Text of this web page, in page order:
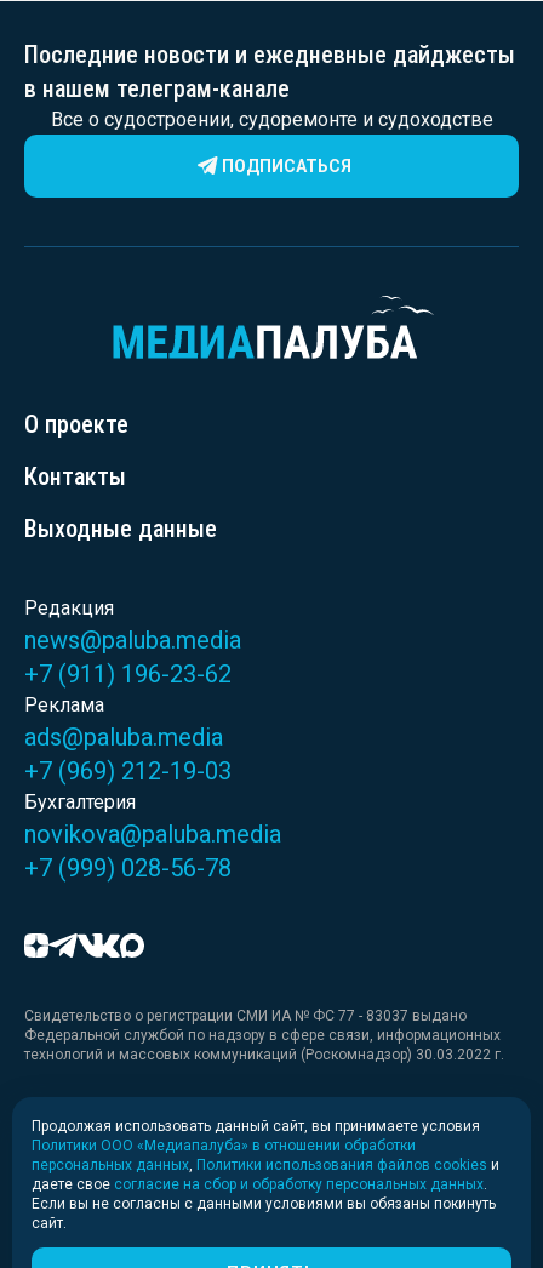
Последние новости и ежедневные дайджесты
в нашем телеграм-канале
Все о судостроении, судоремонте и судоходстве
ПОДПИСАТЬСЯ
О проекте
Контакты
Выходные данные
Редакция
news@paluba.media
+7 (911) 196-23-62
Реклама
ads@paluba.media
+7 (969) 212-19-03
Бухгалтерия
novikova@paluba.media
+7 (999) 028-56-78
Свидетельство о регистрации СМИ ИА № ФС 77 - 83037 выдано
Федеральной службой по надзору в сфере связи, информационных
технологий и массовых коммуникаций (Роскомнадзор) 30.03.2022 г.
Медиакит
Медиакит для печати
Политика конфиденциальности
© 2020-2026 Информационное агентство «Медиапалуба»
Продолжая использовать данный сайт, вы принимаете условия
Политики ООО «Медиапалуба» в отношении обработки
персональных данных Политики использования файлов cookies и
даете свое согласие на сбор и обработку персональных данных
Если вы не согласны с данными условиями вы обязаны покинуть
сайт.